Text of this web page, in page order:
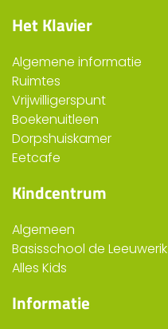
Het Klavier
Algemene informatie
Ruimtes
Vrijwilligerspunt
Boekenuitleen
Dorpshuiskamer
Eetcafe
Kindcentrum
Algemeen
Basisschool de Leeuwerik
Alles Kids
Informatie